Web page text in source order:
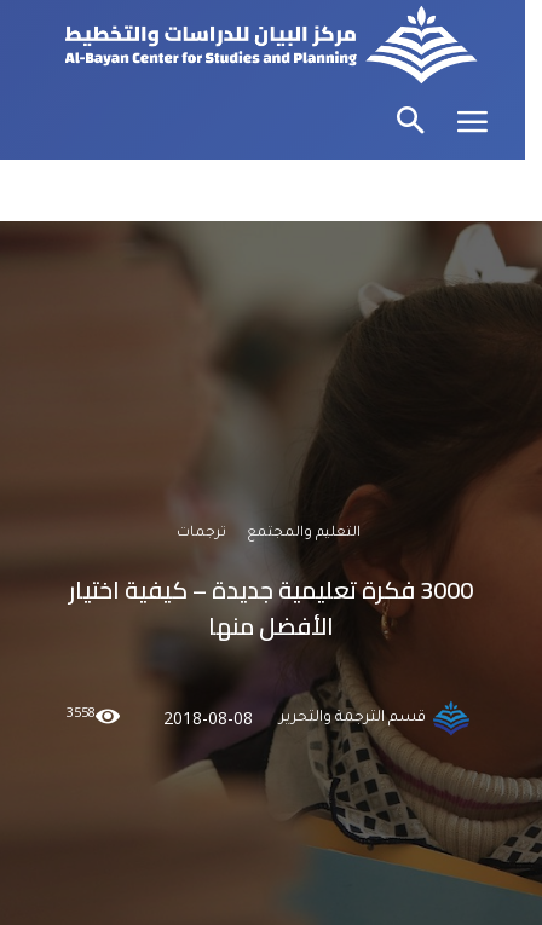
التعليم والمجتمع ترجمات
3000 فكرة تعليمية جديدة – كيفية اختيار
الأفضل منها
قسم الترجمة والتحرير 2018-08-08
3558